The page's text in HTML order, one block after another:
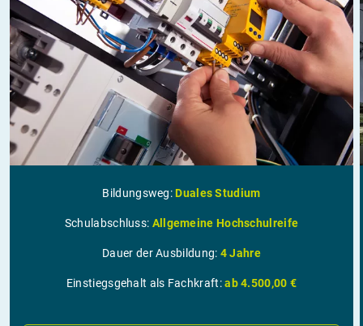
Bildungsweg: Duales Studium
Schulabschluss: Allgemeine Hochschulreife
Dauer der Ausbildung: 4 Jahre
Einstiegsgehalt als Fachkraft:ab 4.500,00 €